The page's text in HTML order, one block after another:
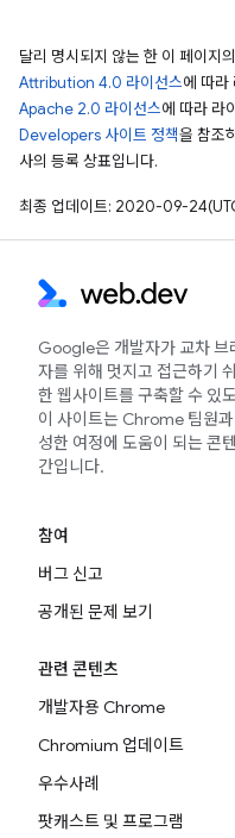
달리 명시되지 않는 한 이 페이지
Attribution 4.0 라이선스에 따라
Apache 2.0 라이선스에 따라 라
Developers 사이트 정책을 참조
사의 등록 상표입니다.
최종 업데이트: 2020-09-
Google은 개발자가 교차 브
자를 위해 멋지고 접근하기
한 웹사이트를 구축할 수 있
이 사이트는 Chrome 팀원
성한 여정에 도움이 되는 콘
간입니다.
참여
버그 신고
공개된 문제 보기
관련 콘텐츠
개발자용 Chrome
Chromium 업데이트
우수사례
팟캐스트 및 프로그램